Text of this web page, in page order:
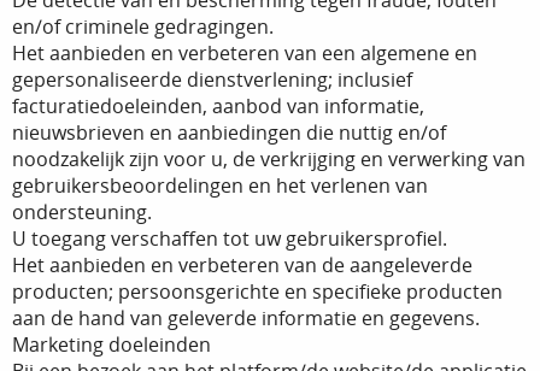
en/of criminele gedragingen.
Het aanbieden en verbeteren van een algemene en
gepersonaliseerde dienstverlening; inclusief
facturatiedoeleinden, aanbod van informatie,
nieuwsbrieven en aanbiedingen die nuttig en/of
noodzakelijk zijn voor u, de verkrijging en verwerking van
gebruikersbeoordelingen en het verlenen van
ondersteuning.
U toegang verschaffen tot uw gebruikersprofiel.
Het aanbieden en verbeteren van de aangeleverde
producten; persoonsgerichte en specifieke producten
aan de hand van geleverde informatie en gegevens.
Marketing doeleinden